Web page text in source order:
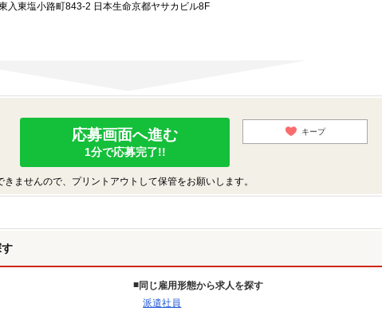
入東塩小路町843-2 日本生命京都ヤサカビル8F
応募画面へ進む
1分で応募完了!!
キープ
ませんので、プリントアウトして保管をお願いします。
同じ雇用形態から求人を探す
派遣社員